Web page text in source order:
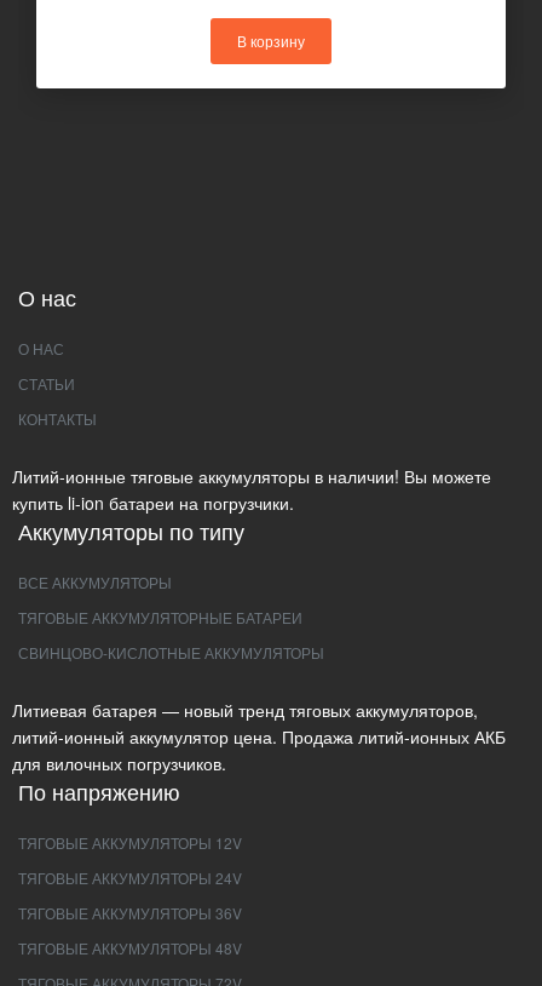
В корзину
О нас
О НАС
СТАТЬИ
КОНТАКТЫ
Литий-ионные тяговые аккумуляторы в наличии! Вы можете
купить li-ion батареи на погрузчики.
Аккумуляторы по типу
ВСЕ АККУМУЛЯТОРЫ
ТЯГОВЫЕ АККУМУЛЯТОРНЫЕ БАТАРЕИ
СВИНЦОВО-КИСЛОТНЫЕ АККУМУЛЯТОРЫ
Литиевая батарея — новый тренд тяговых аккумуляторов,
литий-ионный аккумулятор цена. Продажа литий-ионных АКБ
для вилочных погрузчиков.
По напряжению
ТЯГОВЫЕ АККУМУЛЯТОРЫ 12V
ТЯГОВЫЕ АККУМУЛЯТОРЫ 24V
ТЯГОВЫЕ АККУМУЛЯТОРЫ 36V
ТЯГОВЫЕ АККУМУЛЯТОРЫ 48V